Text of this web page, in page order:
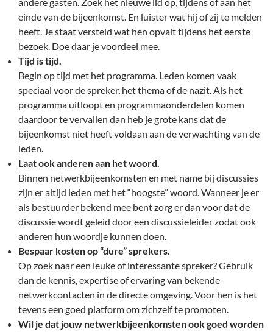
einde van de bijeenkomst. En luister wat hij of zij te melden
heeft. Je staat versteld wat hen opvalt tijdens het eerste
bezoek. Doe daar je voordeel mee.
Tijd is tijd.
Begin op tijd met het programma. Leden komen vaak
speciaal voor de spreker, het thema of de nazit. Als het
programma uitloopt en programmaonderdelen komen
daardoor te vervallen dan heb je grote kans dat de
bijeenkomst niet heeft voldaan aan de verwachting van de
leden.
Laat ook anderen aan het woord.
Binnen netwerkbijeenkomsten en met name bij discussies
zijn er altijd leden met het “hoogste” woord. Wanneer je er
als bestuurder bekend mee bent zorg er dan voor dat de
discussie wordt geleid door een discussieleider zodat ook
anderen hun woordje kunnen doen.
Bespaar kosten op “dure” sprekers.
Op zoek naar een leuke of interessante spreker? Gebruik
dan de kennis, expertise of ervaring van bekende
netwerkcontacten in de directe omgeving. Voor hen is het
tevens een goed platform om zichzelf te promoten.
Wil je dat jouw netwerkbijeenkomsten ook goed worden